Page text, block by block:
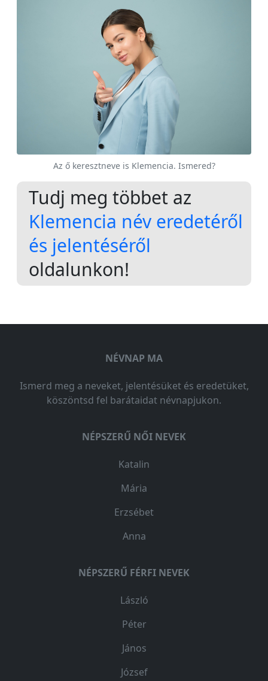
Az ő keresztneve is Klemencia. Ismered?
Tudj meg többet az
Klemencia név eredetéről
és jelentéséről
oldalunkon!
NÉVNAP MA
Ismerd meg a neveket, jelentésüket és eredetüket,
köszöntsd fel barátaidat névnapjukon.
NÉPSZERŰ NŐI NEVEK
Katalin
Mária
Erzsébet
Anna
NÉPSZERŰ FÉRFI NEVEK
László
Péter
János
József